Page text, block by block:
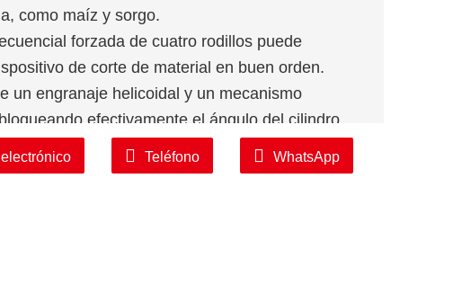
como maíz y sorgo.
forzada de cuatro rodillos puede
de corte de material en buen orden.
un engranaje helicoidal y un mecanismo
efectivamente el ángulo del cilindro
de rociado sea más estable.
puede realizar la longitud ajustable del material
Teléfono WhatsApp